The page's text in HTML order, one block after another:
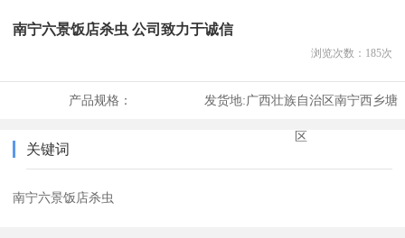
南宁六景饭店杀虫 公司致力于诚信
浏览次数： 185次
产品规格： 发货地:广西壮族自治区南宁西乡塘
区
关键词
南宁六景饭店杀虫